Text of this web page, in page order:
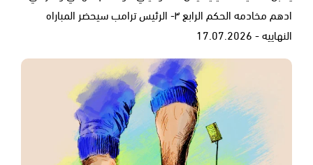
ادهم مخادمه الحكم الرابع ٣- الرئيس ترامب سيحضر المباراه
النهاييه - 17.07.2026